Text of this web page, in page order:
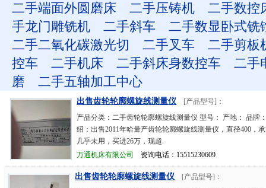
二手端面外圆磨床
二手压铸机
二手数控
手龙门雕铣机
二手斜车
二手数显卧式铣
二手二氧化碳激光切
二手叉车
二手剪板
控车
二手机床 二手斜床身数控车
二手
磨
二手五轴加工中心
出售齿轮轮廓螺旋线测量仪
[产品型号]：
产品分类：二手齿轮轮廓螺旋线测量仪 型号： 产地： 品牌
绍：出售2011年哈量产齿轮轮廓螺旋线测量仪，直径400，
几乎未用，买进26万，现超.
万通机床有限公司
资询电话：15515230609
出售齿轮轮廓螺旋线测量仪
[产品型号]：